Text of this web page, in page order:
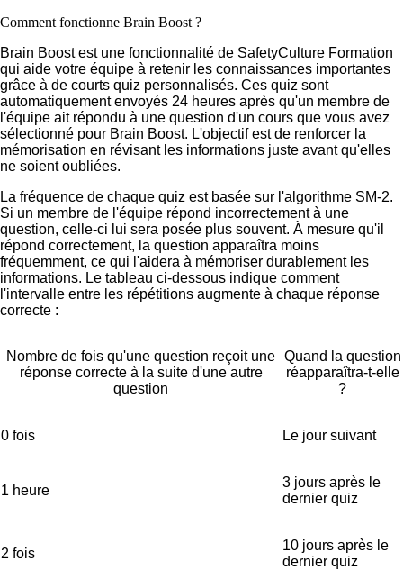
Comment fonctionne Brain Boost ?
Brain Boost est une fonctionnalité de SafetyCulture Formation
qui aide votre équipe à retenir les connaissances importantes
grâce à de courts quiz personnalisés. Ces quiz sont
automatiquement envoyés 24 heures après qu'un membre de
l'équipe ait répondu à une question d'un cours que vous avez
sélectionné pour Brain Boost. L'objectif est de renforcer la
mémorisation en révisant les informations juste avant qu'elles
ne soient oubliées.
La fréquence de chaque quiz est basée sur l'algorithme SM-2.
Si un membre de l'équipe répond incorrectement à une
question, celle-ci lui sera posée plus souvent. À mesure qu'il
répond correctement, la question apparaîtra moins
fréquemment, ce qui l'aidera à mémoriser durablement les
informations. Le tableau ci-dessous indique comment
l'intervalle entre les répétitions augmente à chaque réponse
correcte :
Nombre de fois qu'une question reçoit une
réponse correcte à la suite d'une autre
question
Quand la question
réapparaîtra-t-elle
?
0 fois Le jour suivant
1 heure
3 jours après le
dernier quiz
2 fois
10 jours après le
dernier quiz